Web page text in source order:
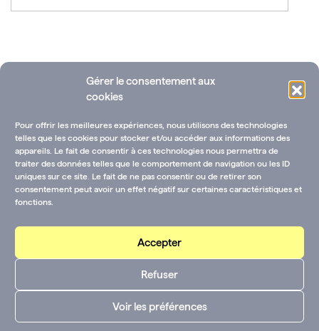
Gérer le consentement aux
cookies
Pour offrir les meilleures expériences, nous utilisons des technologies
telles que les cookies pour stocker et/ou accéder aux informations des
appareils. Le fait de consentir à ces technologies nous permettra de
traiter des données telles que le comportement de navigation ou les ID
uniques sur ce site. Le fait de ne pas consentir ou de retirer son
consentement peut avoir un effet négatif sur certaines caractéristiques et
fonctions.
Accepter
Refuser
Voir les préférences
Ressources documentairesAnnuaire des fondations
Contactez-nous :
CGU-V et mentions
Suivez-nous sur les
réseaux :